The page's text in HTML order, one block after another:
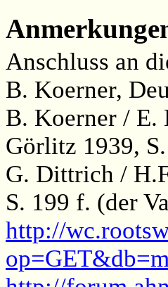
Anschluss an
B. Koerner,
B. Koerner / E.
Görlitz 1939,
G. Dittrich /
S. 199 f. (der
http://